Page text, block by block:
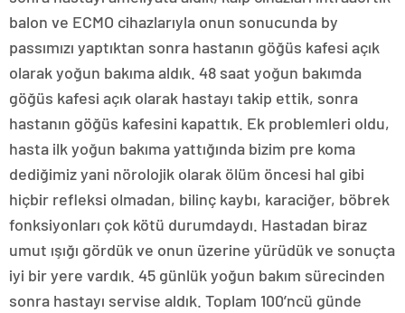
balon ve ECMO cihazlarıyla onun sonucunda by
passımızı yaptıktan sonra hastanın göğüs kafesi açık
olarak yoğun bakıma aldık. 48 saat yoğun bakımda
göğüs kafesi açık olarak hastayı takip ettik, sonra
hastanın göğüs kafesini kapattık. Ek problemleri oldu,
hasta ilk yoğun bakıma yattığında bizim pre koma
dediğimiz yani nörolojik olarak ölüm öncesi hal gibi
hiçbir refleksi olmadan, bilinç kaybı, karaciğer, böbrek
fonksiyonları çok kötü durumdaydı. Hastadan biraz
umut ışığı gördük ve onun üzerine yürüdük ve sonuçta
iyi bir yere vardık. 45 günlük yoğun bakım sürecinden
sonra hastayı servise aldık. Toplam 100’ncü günde